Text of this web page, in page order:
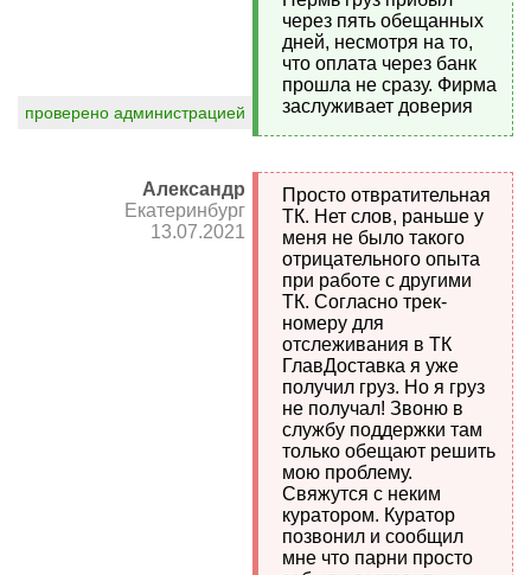
проверено администрацией
через пять обещанных
дней, несмотря на то,
что оплата через банк
прошла не сразу. Фирма
заслуживает доверия
Александр
Екатеринбург
13.07.2021
Просто отвратительная
ТК. Нет слов, раньше у
меня не было такого
отрицательного опыта
при работе с другими
ТК. Согласно трек-
номеру для
отслеживания в ТК
ГлавДоставка я уже
получил груз. Но я груз
не получал! Звоню в
службу поддержки там
только обещают решить
мою проблему.
Свяжутся с неким
куратором. Куратор
позвонил и сообщил
мне что парни просто